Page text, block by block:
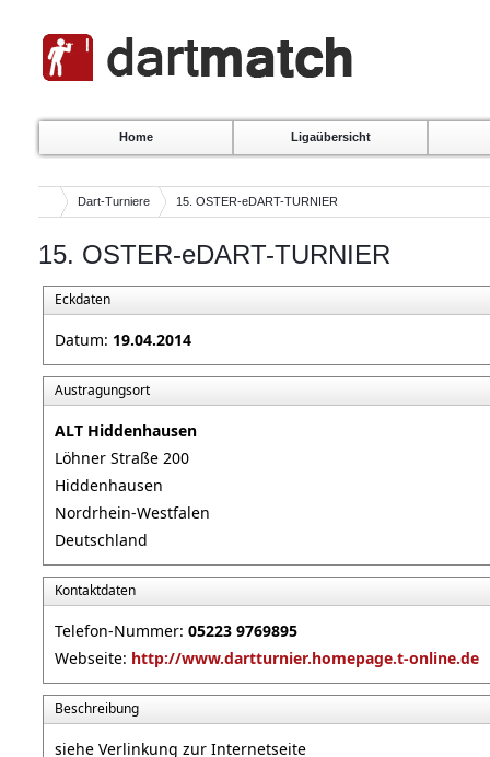
Home Ligaübersicht
Dart-Turniere 15. OSTER-eDART-TURNIER
15. OSTER-eDART-TURNIER
Eckdaten
Datum: 19.04.2014
Austragungsort
ALT Hiddenhausen
Löhner Straße 200
Hiddenhausen
Nordrhein-Westfalen
Deutschland
Kontaktdaten
Telefon-Nummer: 05223 9769895
Webseite: http://www.dartturnier.homepage.t-online.de
Beschreibung
siehe Verlinkung zur Internetseite